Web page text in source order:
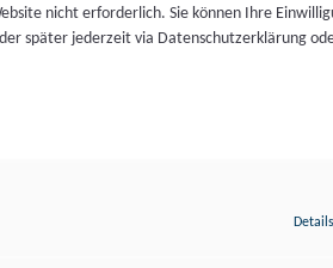
nicht erforderlich. Sie können Ihre
später jederzeit via Datenschutzerklärung
Details